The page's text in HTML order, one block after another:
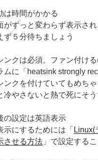
は時間がかかる
ずっと変わらず表示され
５分待ちましょう
ンクは必須。ファン付け
に「heatsink strongly
クを付けていてもめちゃ
やさないと熱で死にそう
の設定は英語表示
にするためには「 Linux(
させる方法 」で設定するこ